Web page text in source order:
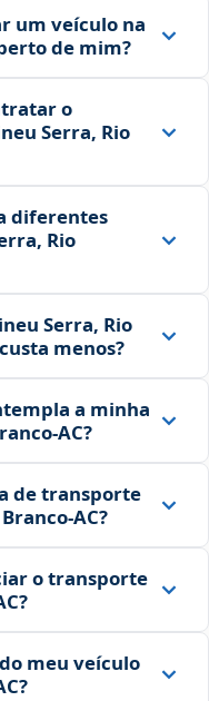
um veículo na
de mim?
o
Serra, Rio
diferentes
Rio
Serra, Rio
menos?
a minha
de transporte
o transporte
meu veículo